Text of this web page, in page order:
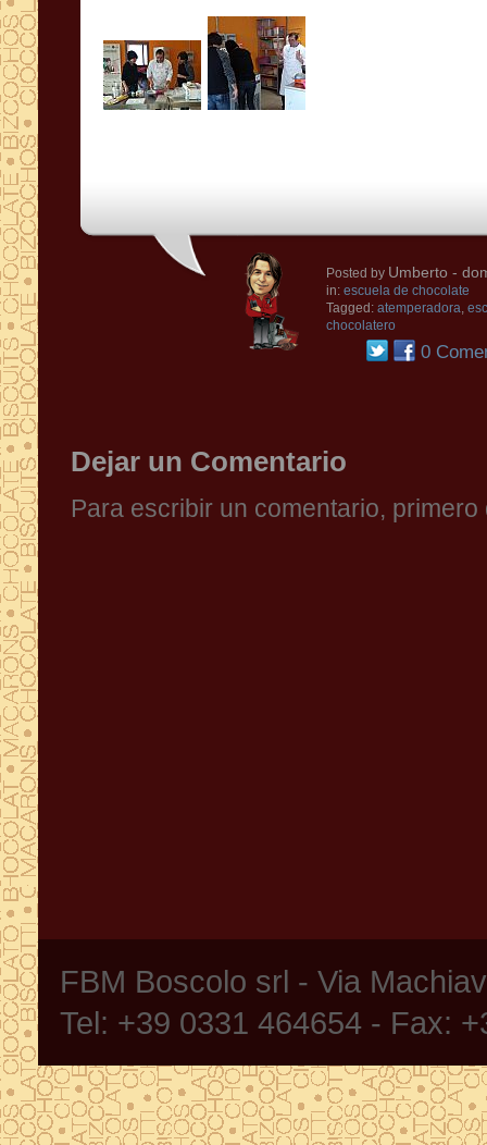
Posted by Umberto -
in: escuela de chocolate
Tagged: atemperadora,
chocolatero
0
Dejar un Comentario
Para escribir un comentario,
FBM Boscolo srl - Via
Tel: +39 0331 464654 - Fax: